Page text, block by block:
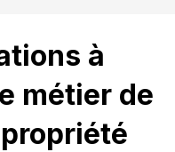
à
métier de